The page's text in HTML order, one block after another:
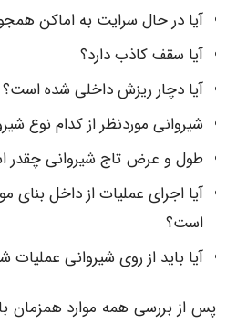
آیا در حال سرایت به اماکن
آیا سقف کاذب دارد؟
آیا دچار ریزش داخلی شده است؟
شیروانی موردنظر از کدام نوع
طول و عرض تاج شیروانی چقدر
آیا اجرای عملیات از داخل بنای
است؟
آیا باید از روی شیروانی عملیات
پس از بررسی همه موارد همزمان